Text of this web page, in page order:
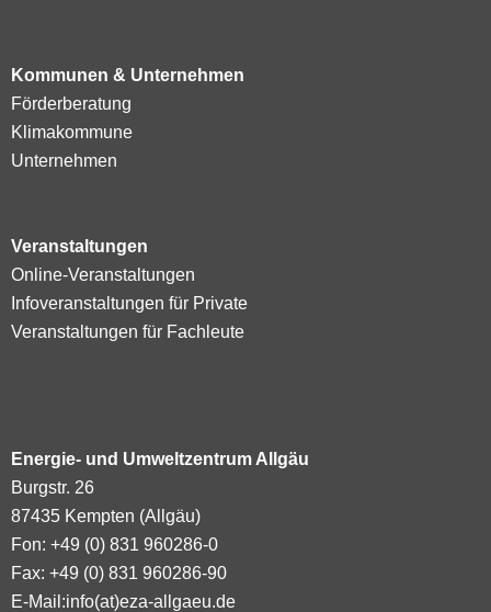
Kommunen & Unternehmen
Förderberatung
Klimakommune
Unternehmen
Veranstaltungen
Online-Veranstaltungen
Infoveranstaltungen für Private
Veranstaltungen für Fachleute
Energie- und Umweltzentrum Allgäu
Burgstr. 26
87435 Kempten (Allgäu)
Fon: +49 (0) 831 960286-0
Fax: +49 (0) 831 960286-90
E-Mail:info(at)eza-allgaeu.de